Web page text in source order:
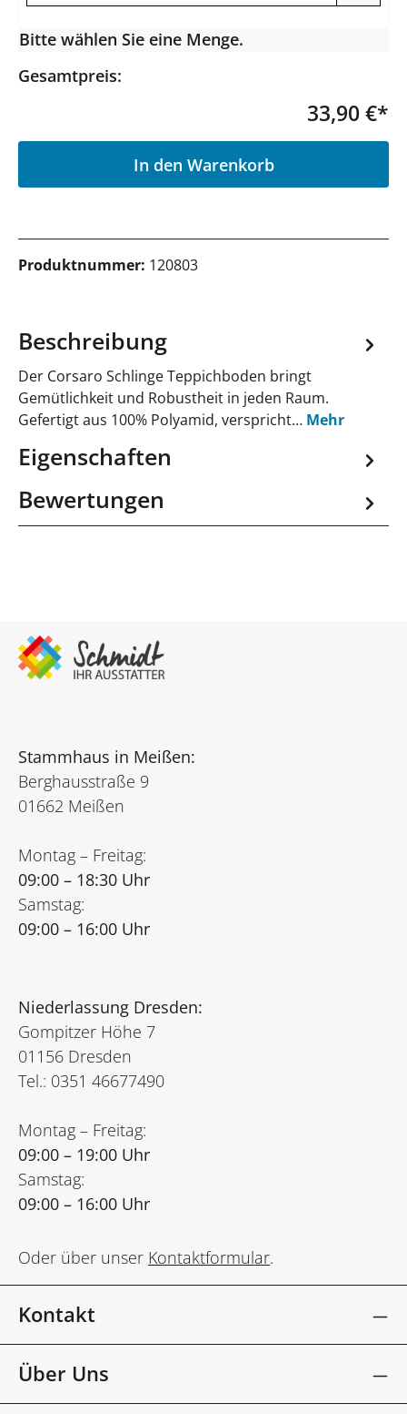
Bitte wählen Sie eine Menge.
Gesamtpreis:
33,90 €*
In den Warenkorb
Produktnummer: 120803
Beschreibung
Der Corsaro Schlinge Teppichboden bringt
Gemütlichkeit und Robustheit in jeden Raum.
Gefertigt aus 100% Polyamid, verspricht… Mehr
Eigenschaften
Bewertungen
Stammhaus in Meißen:
Berghausstraße 9
01662 Meißen
Montag – Freitag:
09:00 – 18:30 Uhr
Samstag:
09:00 – 16:00 Uhr
Niederlassung Dresden:
Gompitzer Höhe 7
01156 Dresden
Tel.: 0351 46677490
Montag – Freitag:
09:00 – 19:00 Uhr
Samstag:
09:00 – 16:00 Uhr
Oder über unser Kontaktformular.
Kontakt
Über Uns